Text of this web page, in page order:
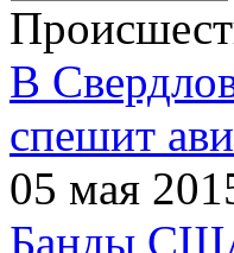
В
спешит
05 мая
Банды